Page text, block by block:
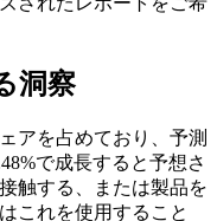
洞察
アを占めており、予測
で成長すると予想さ
触する、または製品を
これを使用すること